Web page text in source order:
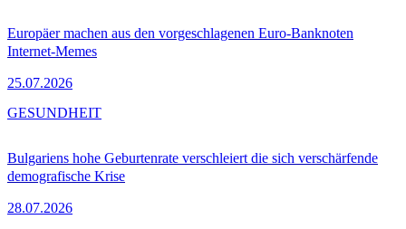
Europäer machen aus den vorgeschlagenen Euro-Banknoten
Internet-Memes
25.07.2026
Bulgariens hohe Geburtenrate verschleiert die sich verschärfende
demografische Krise
28.07.2026
GESUNDHEIT